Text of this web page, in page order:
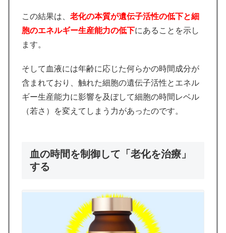
この結果は、 老化の本質が遺伝子活性の低下と細
胞のエネルギー生産能力の低下にあることを示し
ます。
そして血液には年齢に応じた何らかの時間成分が
含まれており、触れた細胞の遺伝子活性とエネル
ギー生産能力に影響を及ぼして細胞の時間レベル
（若さ）を変えてしまう力があったのです。
血の時間を制御して「老化を治療」
する